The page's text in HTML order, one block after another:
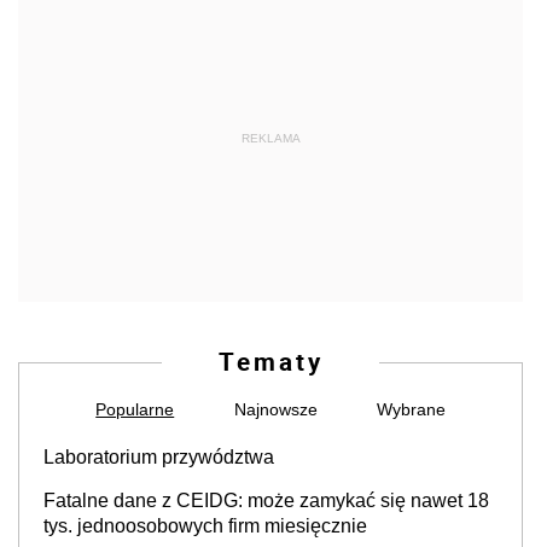
REKLAMA
Tematy
Popularne Najnowsze Wybrane
Laboratorium przywództwa
Fatalne dane z CEIDG: może zamykać się nawet 18
tys. jednoosobowych firm miesięcznie